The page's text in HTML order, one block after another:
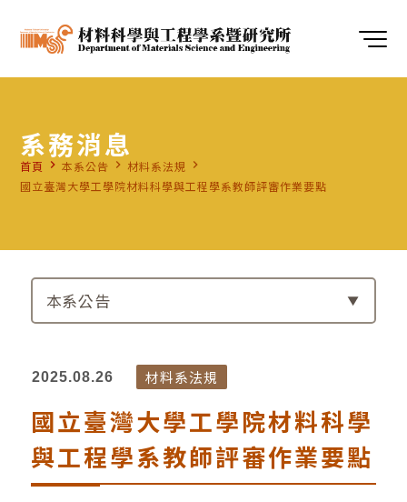
系務消息
首頁 navigate_next 本系公告 navigate_next 材料系法規 navigate_next
國立臺灣大學工學院材料科學與工程學系教師評審作業要點
本系公告
2025.08.26 材料系法規
國立臺灣大學工學院材料科學
與工程學系教師評審作業要點